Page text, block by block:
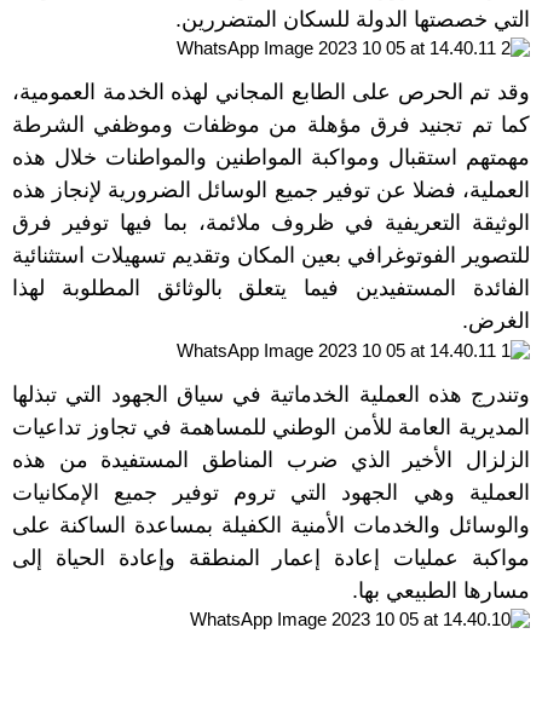
التي خصصتها الدولة للسكان المتضررين.
وقد تم الحرص على الطابع المجاني لهذه الخدمة العمومية،
كما تم تجنيد فرق مؤهلة من موظفات وموظفي الشرطة
مهمتهم استقبال ومواكبة المواطنين والمواطنات خلال هذه
العملية، فضلا عن توفير جميع الوسائل الضرورية لإنجاز هذه
الوثيقة التعريفية في ظروف ملائمة، بما فيها توفير فرق
للتصوير الفوتوغرافي بعين المكان وتقديم تسهيلات استثنائية
الفائدة المستفيدين فيما يتعلق بالوثائق المطلوبة لهذا
الغرض.
وتندرج هذه العملية الخدماتية في سياق الجهود التي تبذلها
المديرية العامة للأمن الوطني للمساهمة في تجاوز تداعيات
الزلزال الأخير الذي ضرب المناطق المستفيدة من هذه
العملية وهي الجهود التي تروم توفير جميع الإمكانيات
والوسائل والخدمات الأمنية الكفيلة بمساعدة الساكنة على
مواكبة عمليات إعادة إعمار المنطقة وإعادة الحياة إلى
مسارها الطبيعي بها.